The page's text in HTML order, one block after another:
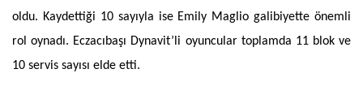
oldu. Kaydettiği 10 sayıyla ise Emily Maglio galibiyette önemli
rol oynadı. Eczacıbaşı Dynavit’li oyuncular toplamda 11 blok ve
10 servis sayısı elde etti.